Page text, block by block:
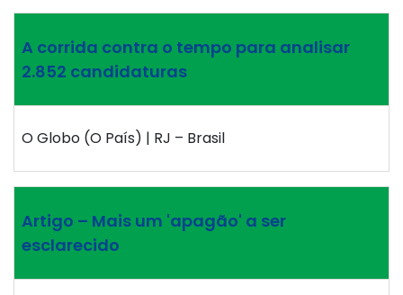
A corrida contra o tempo para analisar
2.852 candidaturas
O Globo (O País) | RJ – Brasil
Artigo – Mais um 'apagão' a ser
esclarecido